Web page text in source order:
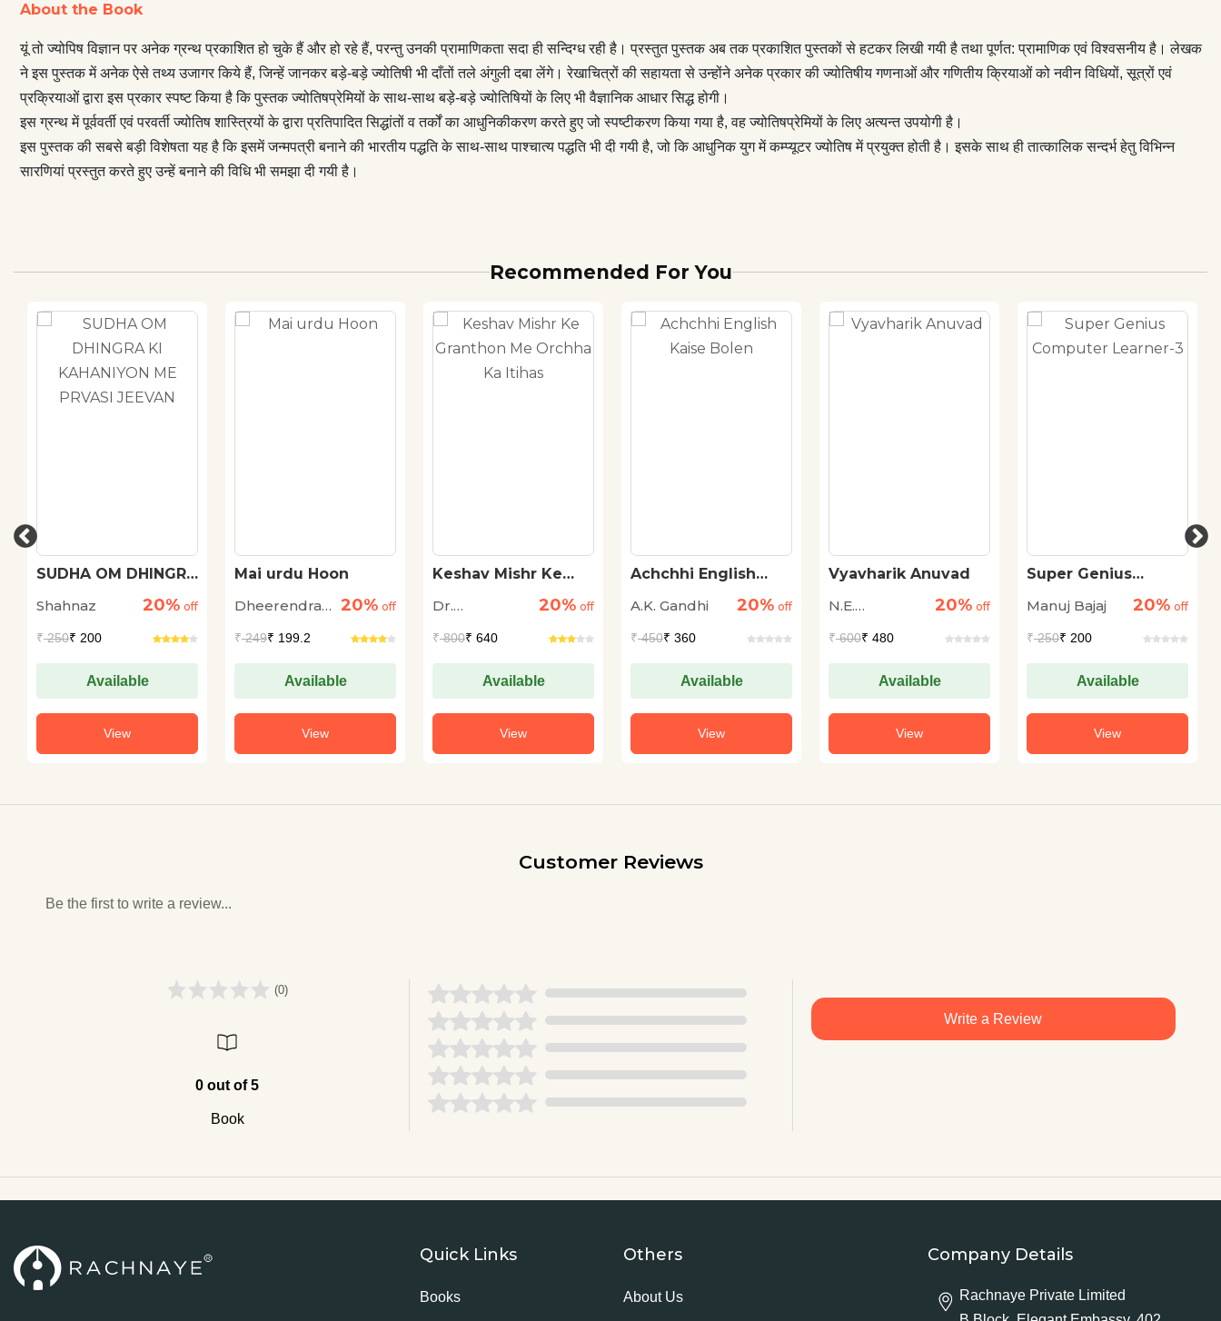
तात्कालिक सन्दर्भ हेतु विभिन्न सारणियां प्रस्तुत करते हुए उन्हें बनाने की विधि भी समझा दी गयी
है।
About the Book
यूं तो ज्योपिष विज्ञान पर अनेक ग्रन्थ प्रकाशित हो चुके हैं और हो रहे हैं, परन्तु उनकी प्रामाणिकता सदा ही सन्दिग्ध रही है। प्रस्तुत पुस्तक अब तक प्रकाशित पुस्तकों से हटकर लिखी गयी है तथा पूर्णत: प्रामाणिक एवं विश्वसनीय है। लेखक
ने इस पुस्तक में अनेक ऐसे तथ्य उजागर किये हैं, जिन्हें जानकर बड़े-बड़े ज्योतिषी भी दाँतों तले अंगुली दबा लेंगे। रेखाचित्रों की सहायता से उन्होंने अनेक प्रकार की ज्योतिषीय गणनाओं और गणितीय क्रियाओं को नवीन विधियों, सूत्रों एवं
प्रक्रियाओं द्वारा इस प्रकार स्पष्ट किया है कि पुस्तक ज्योतिषप्रेमियों के साथ-साथ बड़े-बड़े ज्योतिषियों के लिए भी वैज्ञानिक आधार सिद्ध होगी।
इस ग्रन्थ में पूर्ववर्ती एवं परवर्ती ज्योतिष शास्त्रियों के द्वारा प्रतिपादित सिद्धांतों व तर्कों का आधुनिकीकरण करते हुए जो स्पष्टीकरण किया गया है, वह ज्योतिषप्रेमियों के लिए अत्यन्त उपयोगी है।
इस पुस्तक की सबसे बड़ी विशेषता यह है कि इसमें जन्मपत्री बनाने की भारतीय पद्धति के साथ-साथ पाश्चात्य पद्धति भी दी गयी है, जो कि आधुनिक युग में कम्प्यूटर ज्योतिष में प्रयुक्त होती है। इसके साथ ही तात्कालिक सन्दर्भ हेतु विभिन्न
सारणियां प्रस्तुत करते हुए उन्हें बनाने की विधि भी समझा दी गयी है।
Recommended For You
SUDHA OM DHINGRA
PRVASI JEEVAN
Shahnaz 20% off
₹250₹ 200
Available
View
Mai urdu Hoon
Dheerendra
20% off
₹249₹ 199.2
Available
View
Keshav Mishr Ke
Orchha Ka Itihas
Dr.
20% off
₹800₹ 640
Available
View
Achchhi English
A.K. Gandhi
20% off
₹450₹ 360
Available
View
Vyavharik Anuvad
N.E.
20% off
₹600₹ 480
Available
View
Super Genius
Manuj Bajaj
20% off
₹250₹ 200
Available
View
Customer Reviews
Be the first to write a review...
(0)
0 out of 5
Book
Write a Review
Quick Links
Books
Others
About Us
Company Details
Rachnaye Private Limited